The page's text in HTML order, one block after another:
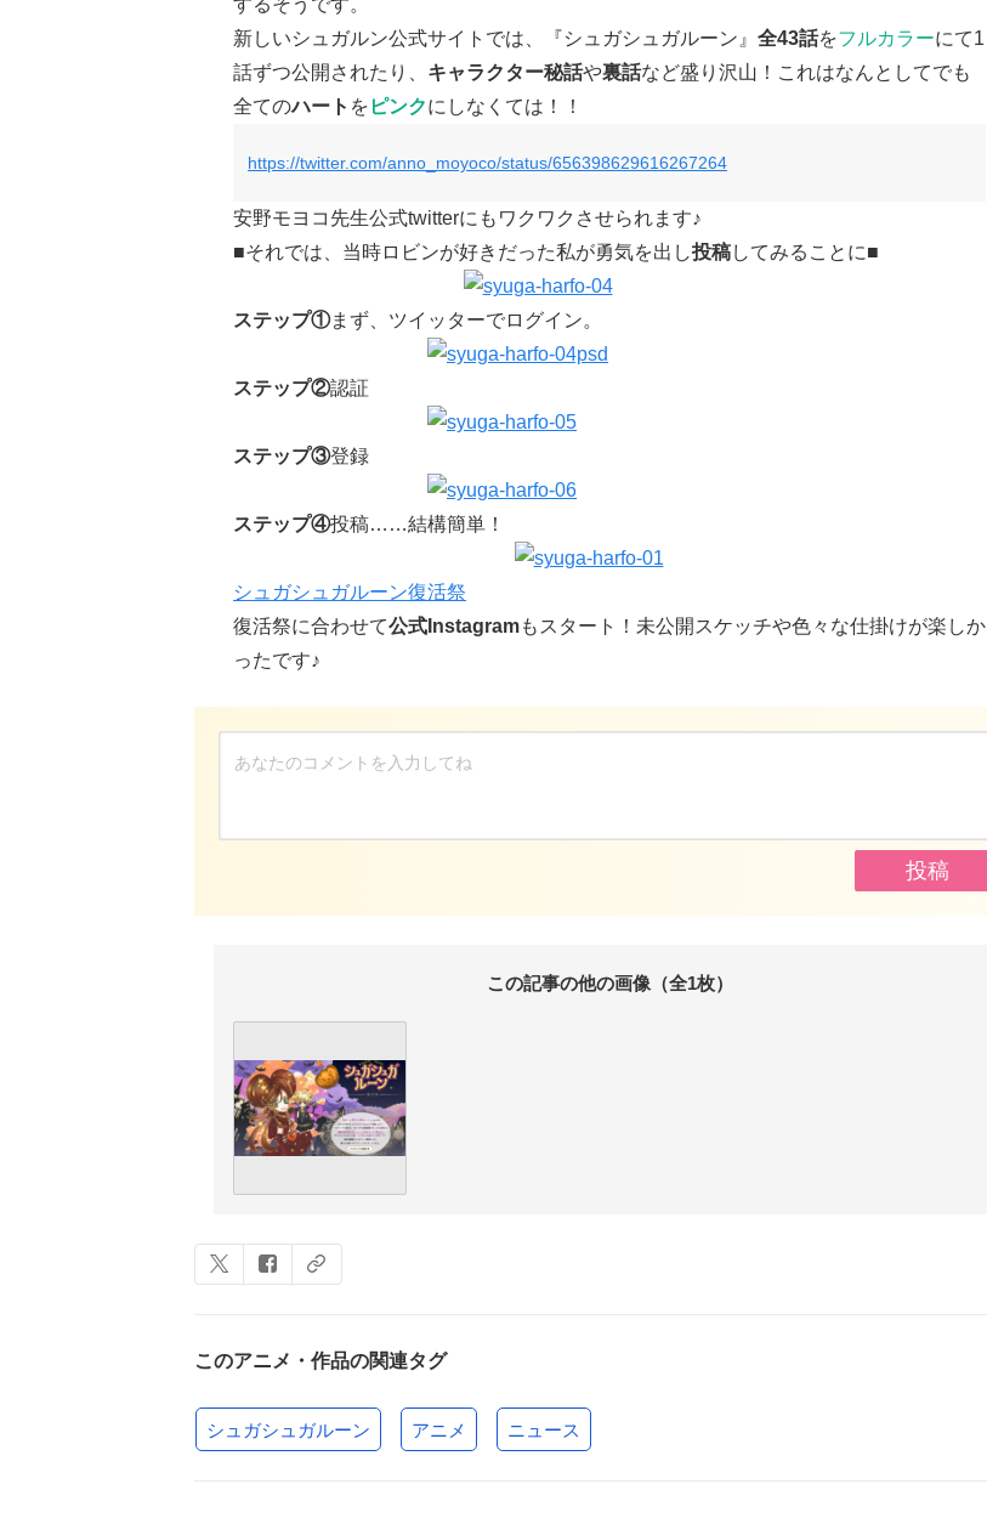
新しいシュガルン公式サイトでは、『シュガシュガルーン』 全43話をフルカラーにて1
話ずつ公開されたり、 キャラクター秘話や裏話など盛り沢山！これはなんとしてでも
全てのハート を ピンクにしなくては！！
https://twitter.com/anno_moyoco/status/656398629616267264
安野モヨコ先生公式twitterにもワクワクさせられます♪
■それでは、当時ロビンが好きだった私が勇気を出し投稿してみることに■
ステップ①まず、ツイッターでログイン。
ステップ②認証
ステップ③登録
ステップ④投稿……結構簡単！
シュガシュガルーン復活祭
復活祭に合わせて公式Instagramもスタート！未公開スケッチや色々な仕掛けが楽しか
ったです♪
この記事の他の画像（全1枚）
このアニメ・作品の関連タグ
シュガシュガルーン アニメ ニュース